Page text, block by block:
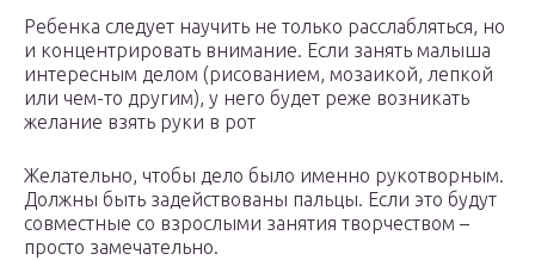
Ребенка следует научить не только расслабляться, но
и концентрировать внимание. Если занять малыша
интересным делом (рисованием, мозаикой, лепкой
или чем-то другим), у него будет реже возникать
желание взять руки в рот
Желательно, чтобы дело было именно рукотворным.
Должны быть задействованы пальцы. Если это будут
совместные со взрослыми занятия творчеством –
просто замечательно.